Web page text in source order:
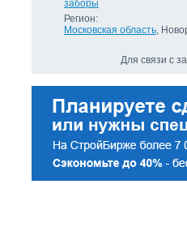
заборы
Регион:
Московская область,
Для связи с